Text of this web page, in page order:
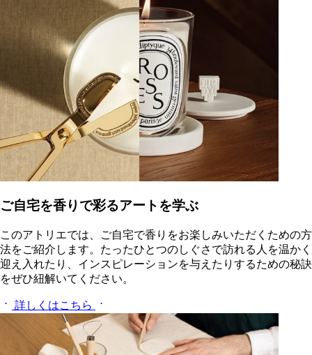
ご自宅を香りで彩るアートを学ぶ
このアトリエでは、ご自宅で香りをお楽しみいただくための方
法をご紹介します。たったひとつのしぐさで訪れる人を温かく
迎え入れたり、インスピレーションを与えたりするための秘訣
をぜひ紐解いてください。
詳しくはこちら